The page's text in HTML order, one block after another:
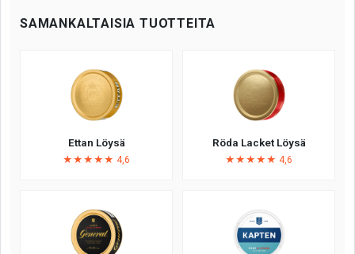
SAMANKALTAISIA TUOTTEITA
Ettan Löysä
★★★★★ 4,6
Röda Lacket Löysä
★★★★★ 4,6